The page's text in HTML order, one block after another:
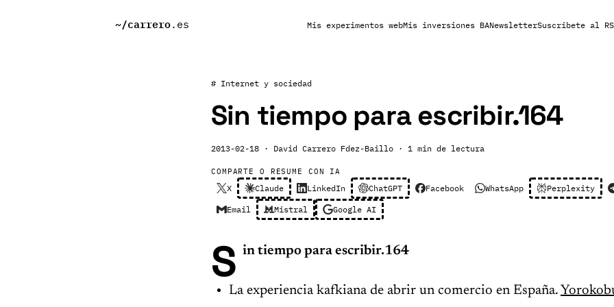
~/carrero.es Mis experimentos webMis inversiones BANewsletterSuscribete al
# Internet y sociedad
Sin tiempo para escribir.164
2013-02-18 · David Carrero Fdez-Baillo · 1 min de lectura
COMPARTE O RESUME CON IA
X Claude LinkedIn ChatGPT Facebook WhatsApp Perplexity
Email Mistral Google AI
S in tiempo para escribir.164
La experiencia kafkiana de abrir un comercio en España.